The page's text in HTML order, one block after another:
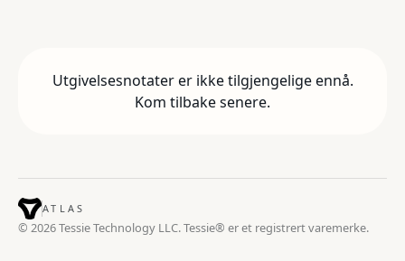
Utgivelsesnotater er ikke tilgjengelige ennå.
Kom tilbake senere.
ATLAS
© 2026 Tessie Technology LLC. Tessie® er et registrert varemerke.